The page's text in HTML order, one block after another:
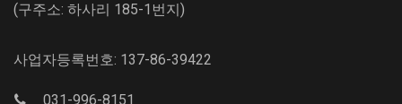
(구주소: 하사리 185-1번지)
사업자등록번호: 137-86-39422
031-996-8151